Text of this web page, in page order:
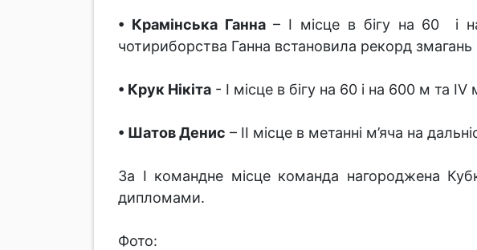
• Крамінська Ганна– І місце в бігу на 60 і
чотириборства Ганна встановила рекорд
• Крук Нікіта - І місце в бігу на 60 і на 600 м та
• Шатов Денис – ІІ місце в метанні м’яча на
За І командне місце команда нагороджена
дипломами.
Фото: